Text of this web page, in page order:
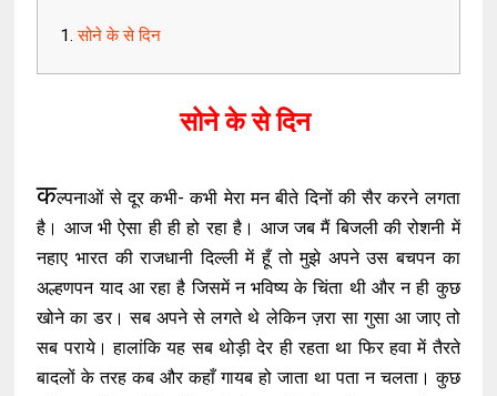
सोने के से दिन
सोने के से दिन
कल्पनाओं से दूर कभी- कभी मेरा मन बीते दिनों की सैर करने लगता
है। आज भी ऐसा ही ही हो रहा है। आज जब मैं बिजली की रोशनी में
नहाए भारत की राजधानी दिल्ली में हूँ तो मुझे अपने उस बचपन का
अल्हणपन याद आ रहा है जिसमें न भविष्य के चिंता थी और न ही कुछ
खोने का डर। सब अपने से लगते थे लेकिन ज़रा सा गुसा आ जाए तो
सब पराये। हालांकि यह सब थोड़ी देर ही रहता था फिर हवा में तैरते
बादलों के तरह कब और कहाँ गायब हो जाता था पता न चलता। कुछ